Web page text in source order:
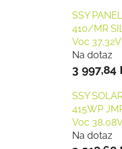
SSY
410/MR
Voc
Na dotaz
3 997,84
SSY
415WP
Voc
Na dotaz